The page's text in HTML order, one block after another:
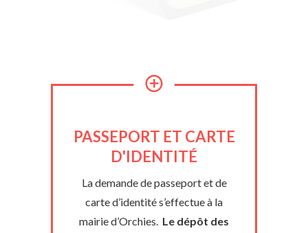
PASSEPORT ET CARTE
D'IDENTITÉ
La demande de passeport et de
carte d’identité s’effectue à la
mairie d’Orchies. Le dépôt des